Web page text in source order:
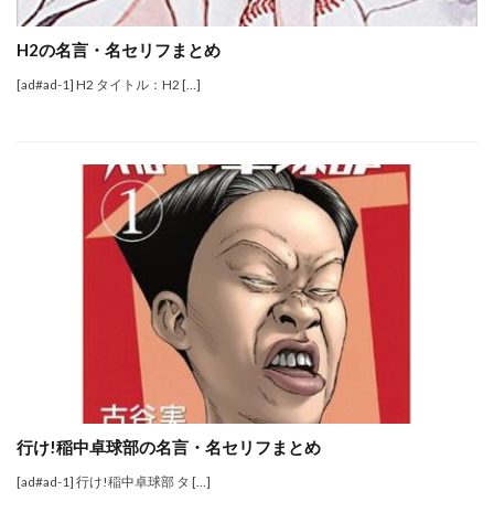
H2の名言・名セリフまとめ
[ad#ad-1] H2 タイトル：H2 […]
行け!稲中卓球部の名言・名セリフまとめ
[ad#ad-1] 行け!稲中卓球部 タ […]